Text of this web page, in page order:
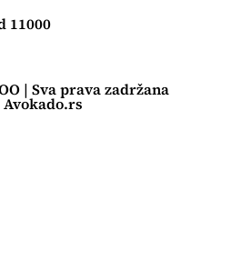
11000
| Sva prava zadržana